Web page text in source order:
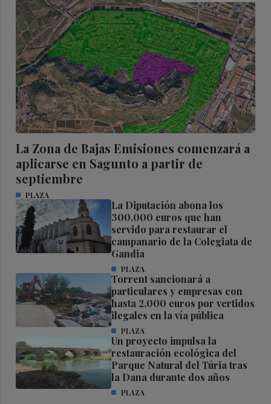
La Zona de Bajas Emisiones comenzará a
aplicarse en Sagunto a partir de
septiembre
PLAZA
La Diputación abona los
300.000 euros que han
servido para restaurar el
campanario de la Colegiata de
Gandia
PLAZA
Torrent sancionará a
particulares y empresas con
hasta 2.000 euros por vertidos
ilegales en la vía pública
PLAZA
Un proyecto impulsa la
restauración ecológica del
Parque Natural del Túria tras
la Dana durante dos años
PLAZA